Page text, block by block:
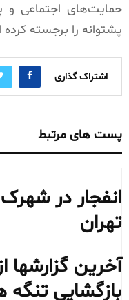
حمایت‌های اجتماعی و
پشتوانه را برجسته
اشتراک گذاری
پست های مرتبط
انفجار در
تهران
آخرین گزارشها
بازگشایی تنگه